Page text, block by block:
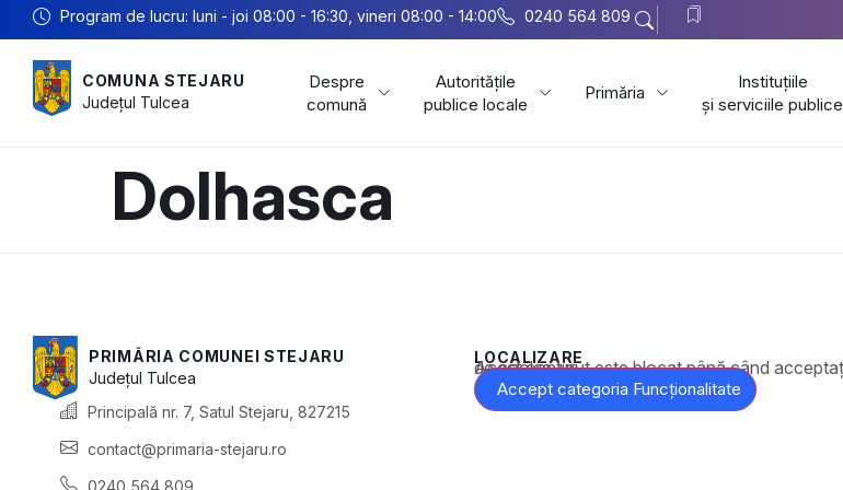
Program de lucru: luni - joi 08:00 - 16:30, vineri 08:00 - 14:00 0240 564 809
COMUNA STEJARU
Județul Tulcea
Despre
comună
Autoritățile
publice locale
Primăria
Instituțiile
și serviciile publice
Dolhasca
PRIMĂRIA COMUNEI STEJARU
Județul Tulcea
Principală nr. 7, Satul Stejaru, 827215
contact@primaria-stejaru.ro
0240 564 809
LOCALIZARE
Acest conținut este blocat până când acceptați categoria corespunzătoare de cookie-uri.
Accept categoria Funcționalitate